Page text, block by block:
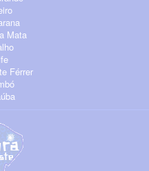
Mata
Férrer